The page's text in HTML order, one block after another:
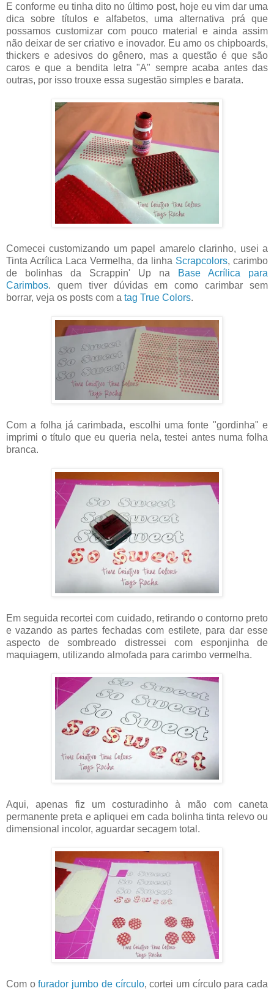
E conforme eu tinha dito no último post, hoje eu vim dar uma
dica sobre títulos e alfabetos, uma alternativa prá que
possamos customizar com pouco material e ainda assim
não deixar de ser criativo e inovador. Eu amo os chipboards,
thickers e adesivos do gênero, mas a questão é que são
caros e que a bendita letra "A" sempre acaba antes das
outras, por isso trouxe essa sugestão simples e barata.
Comecei customizando um papel amarelo clarinho, usei a
Tinta Acrílica Laca Vermelha, da linha Scrapcolors, carimbo
de bolinhas da Scrappin' Up na
Base Acrílica para
Carimbos. quem tiver dúvidas em como carimbar sem
borrar, veja os posts com a tag True Colors.
Com a folha já carimbada, escolhi uma fonte "gordinha" e
imprimi o título que eu queria nela, testei antes numa folha
branca.
Em seguida recortei com cuidado, retirando o contorno preto
e vazando as partes fechadas com estilete, para dar esse
aspecto de sombreado distressei com esponjinha de
maquiagem, utilizando almofada para carimbo vermelha.
Aqui, apenas fiz um costuradinho à mão com caneta
permanente preta e apliquei em cada bolinha tinta relevo ou
dimensional incolor, aguardar secagem total.
Com ofurador jumbo de círculo, cortei um círculo para cada